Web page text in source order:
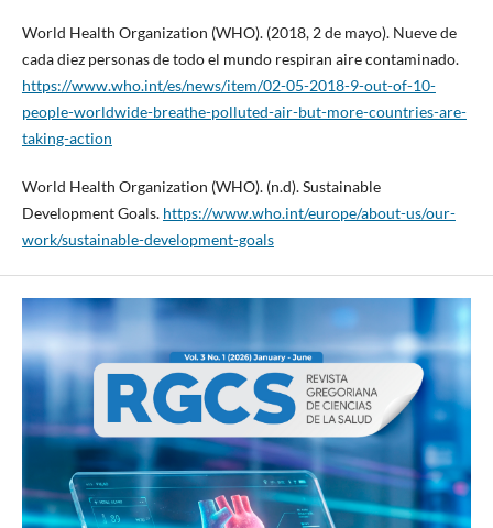
World Health Organization (WHO). (2018, 2 de mayo). Nueve de
cada diez personas de todo el mundo respiran aire contaminado.
https://www.who.int/es/news/item/02-05-2018-9-out-of-10-
people-worldwide-breathe-polluted-air-but-more-countries-are-
taking-action
World Health Organization (WHO). (n.d). Sustainable
Development Goals. https://www.who.int/europe/about-us/our-
work/sustainable-development-goals